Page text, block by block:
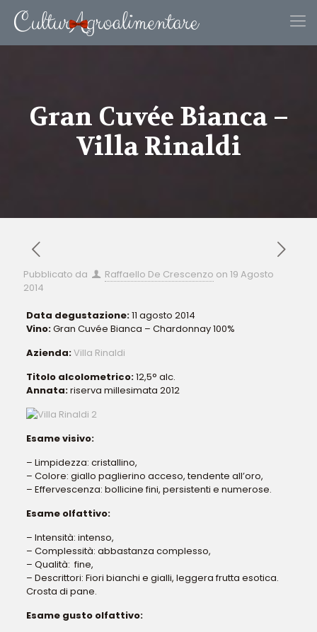
Gran Cuvée Bianca –
Villa Rinaldi
Pubblicato da Raffaello De Crescenzo on 19 Agosto
2014
Data degustazione:11 agosto 2014
Vino:Gran Cuvée Bianca – Chardonnay 100%
Azienda:Villa Rinaldi
Titolo alcolometrico:12,5° alc.
Annata:riserva millesimata 2012
Esame visivo:
– Limpidezza: cristallino,
– Colore: giallo paglierino acceso, tendente all’oro,
– Effervescenza: bollicine fini, persistenti e numerose.
Esame olfattivo:
– Intensità: intenso,
– Complessità: abbastanza complesso,
– Qualità: fine,
– Descrittori: Fiori bianchi e gialli, leggera frutta esotica.
Crosta di pane.
Esame gusto olfattivo: